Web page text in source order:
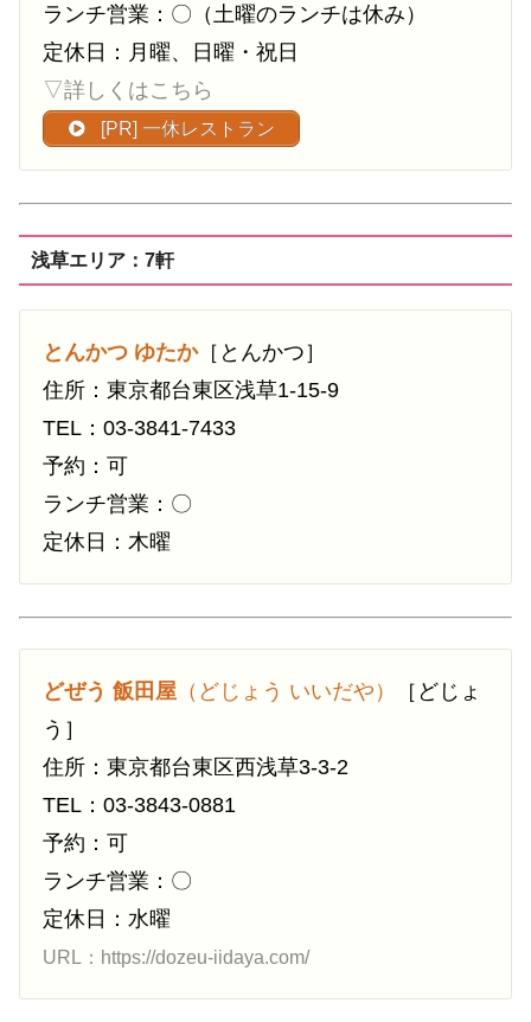
ランチ営業：〇（土曜のランチは休み）
定休日：月曜、日曜・祝日
▽詳しくはこちら
[PR] 一休レストラン
浅草エリア：7軒
とんかつ ゆたか［とんかつ］
住所：東京都台東区浅草1-15-9
TEL：03-3841-7433
予約：可
ランチ営業：〇
定休日：木曜
どぜう 飯田屋 （どじょう いいだや）
［どじょ
う］
住所：東京都台東区西浅草3-3-2
TEL：03-3843-0881
予約：可
ランチ営業：〇
定休日：水曜
URL：https://dozeu-iidaya.com/